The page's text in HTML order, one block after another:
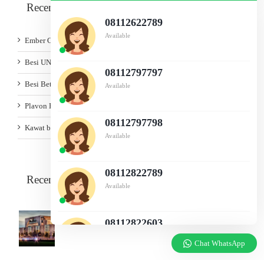
Recent Posts
Ember COR
Besi UNP
Besi Beton
Plavon PVC
Kawat bronjong
Recent Works
08112622789
Available
08112797797
Available
08112797798
Available
08112822789
Available
08112822603
Chat WhatsApp